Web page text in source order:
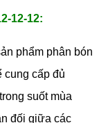
12-12:
phẩm phân bón
cấp đủ
suốt mùa
đối giữa các